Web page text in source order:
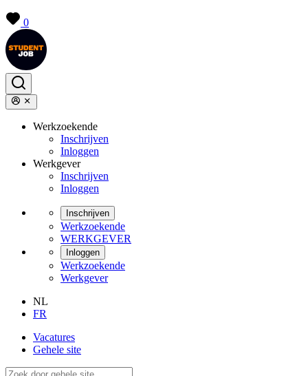
0
Werkzoekende
Inschrijven
Inloggen
Werkgever
Inschrijven
Inloggen
Inschrijven
Werkzoekende
WERKGEVER
Inloggen
Werkzoekende
Werkgever
NL
FR
Vacatures
Gehele site